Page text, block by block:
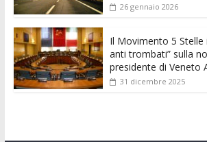
26 gennaio 2026
Il Movimento 5 Stelle
anti trombati” sulla
presidente di Veneto
31 dicembre 2025